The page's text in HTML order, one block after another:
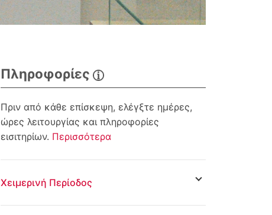
Πληροφορίες
Πριν από κάθε επίσκεψη, ελέγξτε ημέρες,
ώρες λειτουργίας και πληροφορίες
εισιτηρίων. Περισσότερα
Χειμερινή Περίοδος